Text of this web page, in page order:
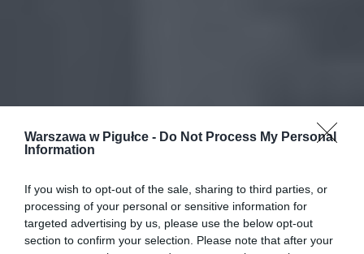
Warszawa w Pigułce - Do Not Process My Personal
Information
If you wish to opt-out of the sale, sharing to third parties, or
processing of your personal or sensitive information for
targeted advertising by us, please use the below opt-out
section to confirm your selection. Please note that after your